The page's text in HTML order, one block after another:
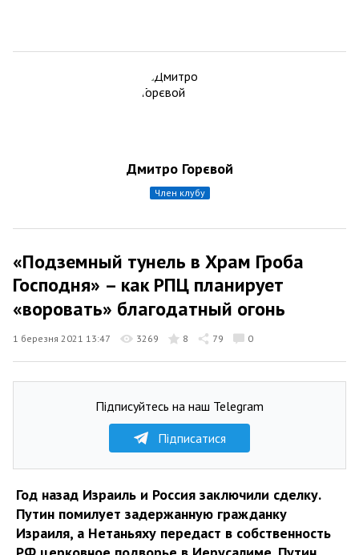
Дмитро Горєвой
член клубу
«Подземный тунель в Храм Гроба
Господня» – как РПЦ планирует
«воровать» благодатный огонь
1 березня 2021 13:47 3269 8 79 0
Підписуйтесь на наш Telegram
Підписатися
Год назад Израиль и Россия заключили сделку.
Путин помилует задержанную гражданку
Израиля, а Нетаньяху передаст в собственность